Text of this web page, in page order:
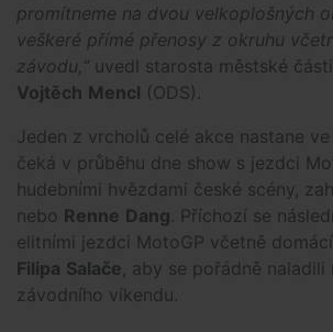
promítneme na dvou velkoplošných
veškeré přímé přenosy z okruhu
závodu,“ uvedl starosta městské
Vojtěch Mencl (ODS).
Jeden z vrcholů celé akce nastane
čeká v průběhu dne show s jezdci
hudebními hvězdami české scény,
nebo Renne Dang. Příchozí se
elitními jezdci MotoGP včetně
Filipa Salače, aby se pořádně naladili
závodního víkendu.